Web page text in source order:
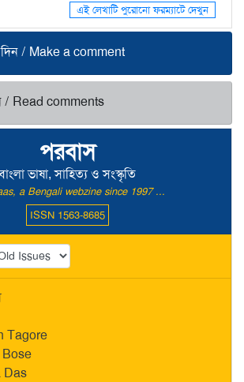
পরবাস
ভাষা, সাহিত্য ও সংস্কৃতি
a Bengali webzine since 1997 ...
ISSN 1563-8685
Tagore
Das
এই লেখাটি পুরোনো ফরম্যাটে দেখুন
দিন / Make a comment
/ Read comments